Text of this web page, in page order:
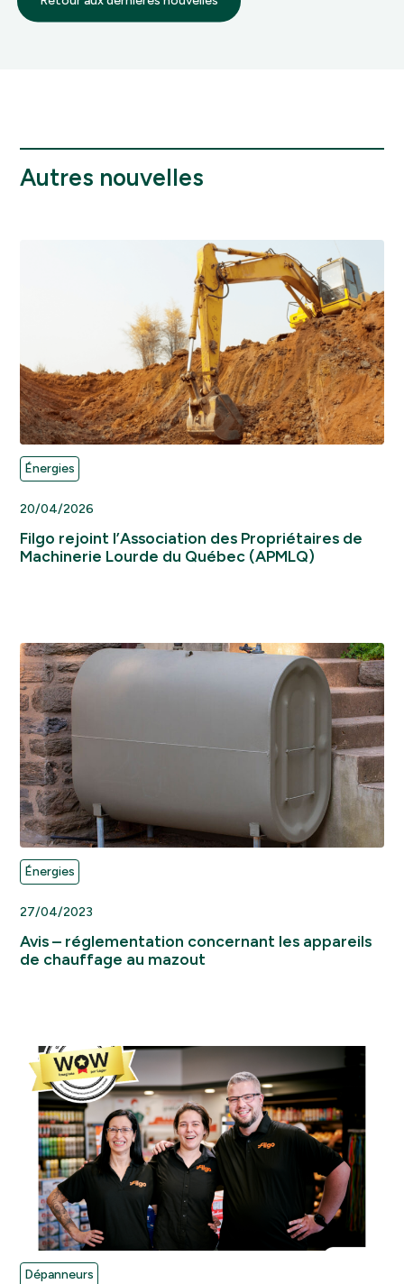
Autres nouvelles
Énergies
20/04/2026
Filgo rejoint l’Association des Propriétaires de
Machinerie Lourde du Québec (APMLQ)
Énergies
27/04/2023
Avis – réglementation concernant les appareils
de chauffage au mazout
Dépanneurs